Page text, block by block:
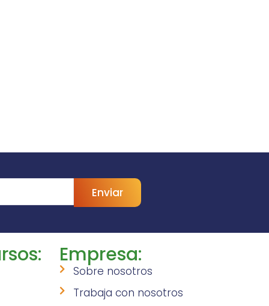
Enviar
Empresa:
Sobre nosotros
Trabaja con nosotros